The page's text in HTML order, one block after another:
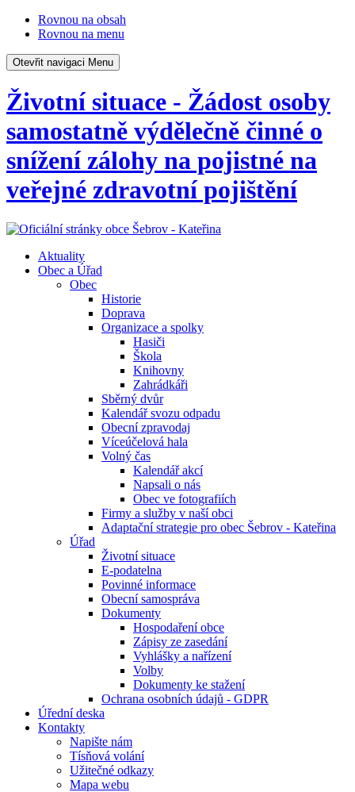
Rovnou na obsah
Rovnou na menu
Otevřit navigaci Menu
Životní situace - Žádost osoby
samostatně výdělečně činné o
snížení zálohy na pojistné na
veřejné zdravotní pojištění
Aktuality
Obec a Úřad
Obec
Historie
Doprava
Organizace a spolky
Hasiči
Škola
Knihovny
Zahrádkáři
Sběrný dvůr
Kalendář svozu odpadu
Obecní zpravodaj
Víceúčelová hala
Volný čas
Kalendář akcí
Napsali o nás
Obec ve fotografiích
Firmy a služby v naší obci
Adaptační strategie pro obec Šebrov - Kateřina
Úřad
Životní situace
E-podatelna
Povinné informace
Obecní samospráva
Dokumenty
Hospodaření obce
Zápisy ze zasedání
Vyhlášky a nařízení
Volby
Dokumenty ke stažení
Ochrana osobních údajů - GDPR
Úřední deska
Kontakty
Napište nám
Tísňová volání
Užitečné odkazy
Mapa webu